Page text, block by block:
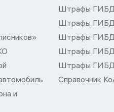
и
Штрафы
Штрафы
Штрафы
Штрафы
Штрафы
Справочник